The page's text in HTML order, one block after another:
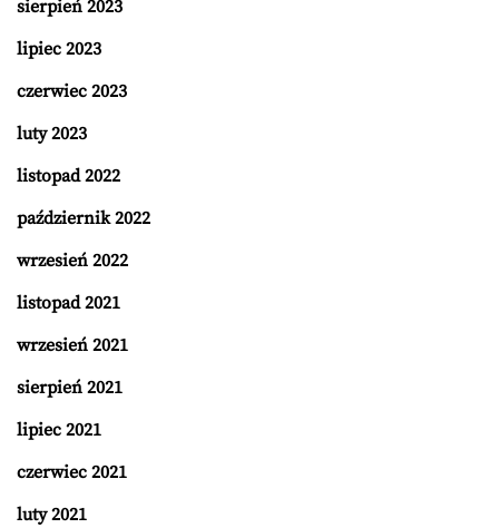
sierpień 2023
lipiec 2023
czerwiec 2023
luty 2023
listopad 2022
październik 2022
wrzesień 2022
listopad 2021
wrzesień 2021
sierpień 2021
lipiec 2021
czerwiec 2021
luty 2021